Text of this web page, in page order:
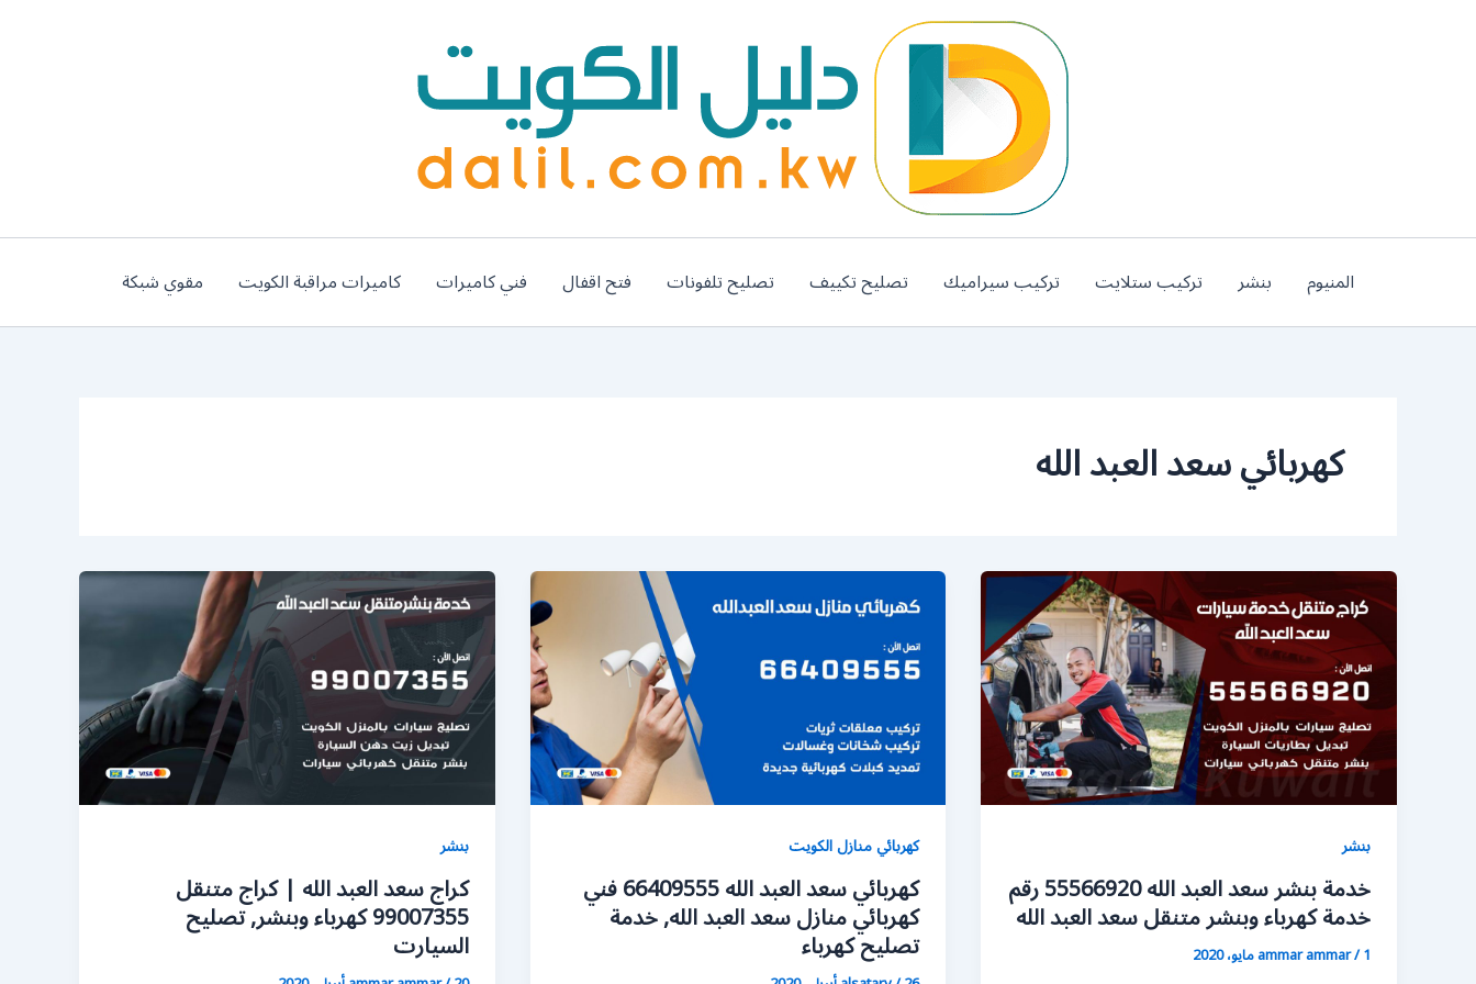
المنيوم بنشر تركيب ستلايت تركيب سيراميك تصليح تكييف تصليح تلفونات فتح اقفال فني كاميرات كاميرات مراقبة الكويت مقوي شبكة
كهربائي سعد العبد الله
بنشر
خدمة بنشر سعد العبد الله 55566920 رقم
خدمة كهرباء وبنشر متنقل سعد العبد الله
ammar ammar/1 مايو، 2020
كهربائي منازل الكويت
كهربائي سعد العبد الله 66409555 فني
كهربائي منازل سعد العبد الله, خدمة
تصليح كهرباء
بنشر
كراج سعد العبد الله | كراج متنقل
99007355 كهرباء وبنشر, تصليح
السيارت